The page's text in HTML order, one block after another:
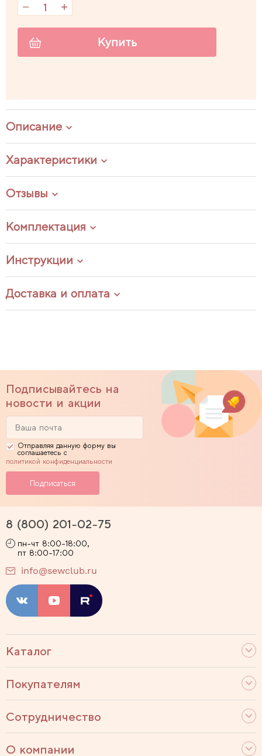
Купить
Описание
Характеристики
Отзывы
Комплектация
Инструкции
Доставка и оплата
Подписывайтесь на
новости и акции
Отправляя данную форму вы
соглашаетесь с
политикой конфиденциальности
Каталог
Покупателям
Сотрудничество
О компании
8 (800) 201-02-75
пн-чт 8:00-18:00,
пт 8:00-17:00
info@sewclub.ru